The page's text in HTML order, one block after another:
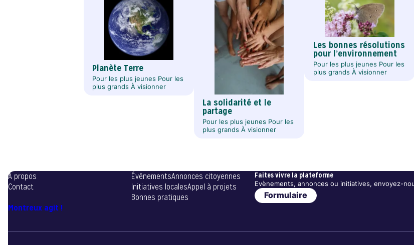
Planète Terre
Pour les plus jeunes Pour les
plus grands À visionner
La solidarité et le
partage
Pour les plus jeunes Pour les
plus grands À visionner
Les bonnes résolutions
pour l’environnement
Pour les plus jeunes Pour les
plus grands À visionner
A propos
Contact
Montreux agit !
ÉvénementsAnnonces citoyennes
Initiatives localesAppel à projets
Bonnes pratiques
Faites vivre la plateforme
Evènements, annonces ou initiatives, envoyez-
Formulaire